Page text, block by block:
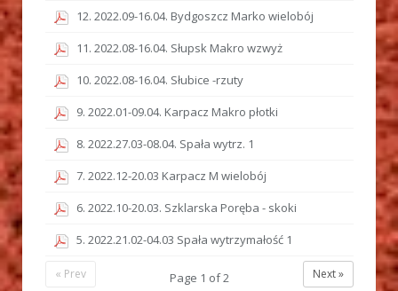
12. 2022.09-16.04. Bydgoszcz Marko wielobój
11. 2022.08-16.04. Słupsk Makro wzwyż
10. 2022.08-16.04. Słubice -rzuty
9. 2022.01-09.04. Karpacz Makro płotki
8. 2022.27.03-08.04. Spała wytrz. 1
7. 2022.12-20.03 Karpacz M wielobój
6. 2022.10-20.03. Szklarska Poręba - skoki
5. 2022.21.02-04.03 Spała wytrzymałość 1
Next »
Page 1 of2
« Prev